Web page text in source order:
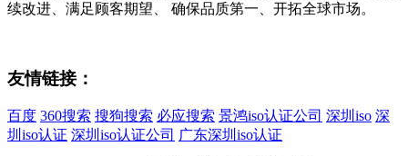
续改进、满足顾客期望、 确保品质第一、开拓全球市场。
友情链接：
百度 360搜索 搜狗搜索 必应搜索 景鸿iso认证公司 深圳iso 深
圳iso认证 深圳iso认证公司 广东深圳iso认证